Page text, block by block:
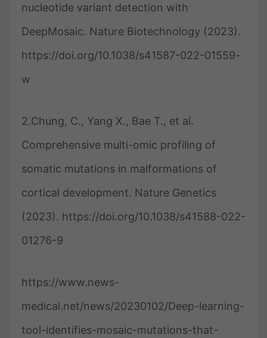
nucleotide variant detection with
DeepMosaic. Nature Biotechnology (2023).
https://doi.org/10.1038/s41587-022-01559-
w
2.Chung, C., Yang X., Bae T., et al.
Comprehensive multi-omic profiling of
somatic mutations in malformations of
cortical development. Nature Genetics
(2023). https://doi.org/10.1038/s41588-022-
01276-9
https://www.news-
medical.net/news/20230102/Deep-learning-
tool-identifies-mosaic-mutations-that-